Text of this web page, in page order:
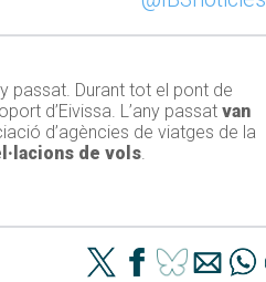
passat. Durant tot el pont de
d’Eivissa. L’any passat van
d’agències de viatges de la
de vols.